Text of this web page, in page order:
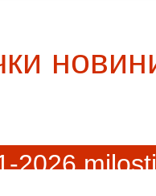
2026